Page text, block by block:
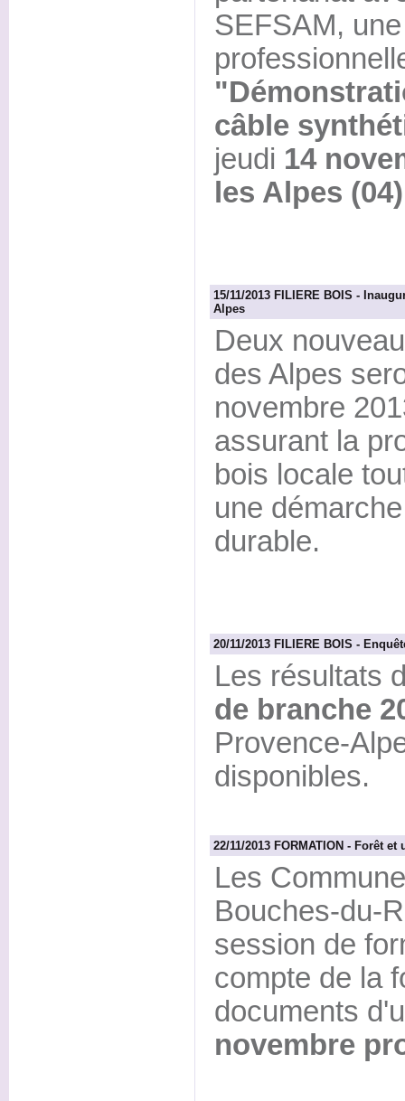
SEFSAM,
câble
jeudi 14
les Alpes (04)
15/11/2013 FILIERE BOIS -
Alpes
Deux
des Alpes
novembre
assurant la
bois locale
une
durable.
20/11/2013 FILIERE BOIS -
Les résultats
de branche
Provence-
disponibles.
22/11/2013 FORMATION - Forêt
Les
Bouches-du-
session de
compte de la
documents
novembre